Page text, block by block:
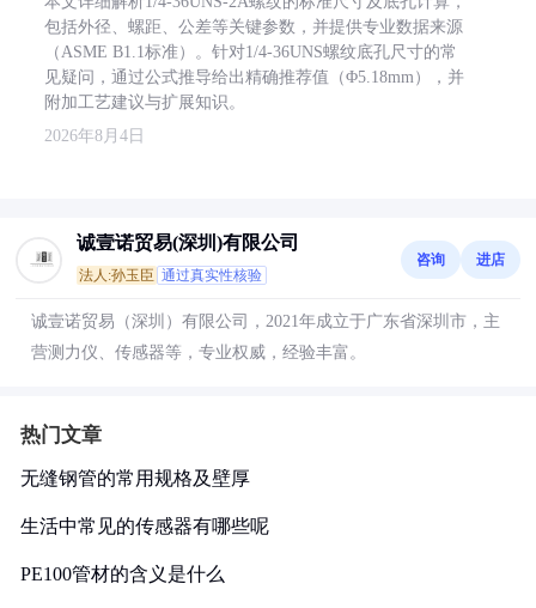
包括外径、螺距、公差等关键参数，并提供专业数据来源
（ASME B1.1标准）。针对1/4-36UNS螺纹底孔尺寸的常
见疑问，通过公式推导给出精确推荐值（Φ5.18mm），并
附加工艺建议与扩展知识。
2026年8月4日
诚壹诺贸易(深圳)有限公司
法人:孙玉臣 通过真实性核验
咨询 进店
诚壹诺贸易（深圳）有限公司，2021年成立于广东省深圳市，主
营测力仪、传感器等，专业权威，经验丰富。
热门文章
无缝钢管的常用规格及壁厚
生活中常见的传感器有哪些呢
PE100管材的含义是什么